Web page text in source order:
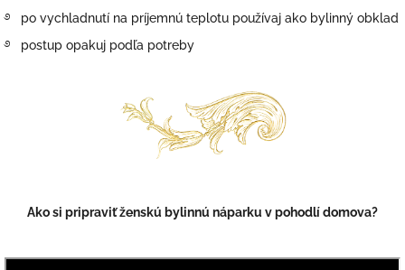
࿔ po vychladnutí na príjemnú teplotu používaj ako bylinný obklad
࿔ postup opakuj podľa potreby
Ako si pripraviť ženskú bylinnú náparku v pohodlí domova?